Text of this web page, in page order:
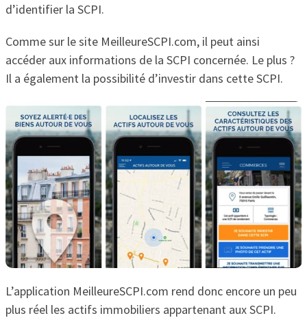
d’identifier la SCPI.
Comme sur le site MeilleureSCPI.com, il peut ainsi
accéder aux informations de la SCPI concernée. Le plus ?
Il a également la possibilité d’investir dans cette SCPI.
L’application MeilleureSCPI.com rend donc encore un peu
plus réel les actifs immobiliers appartenant aux SCPI.